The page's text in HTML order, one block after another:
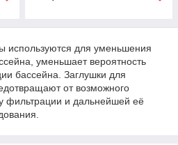
используются для уменьшения
уменьшает вероятность
бассейна. Заглушки для
от возможного
фильтрации и дальнейшей её